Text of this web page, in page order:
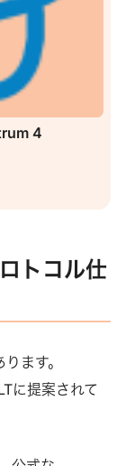
4
トコル仕
ます。
に提案されて